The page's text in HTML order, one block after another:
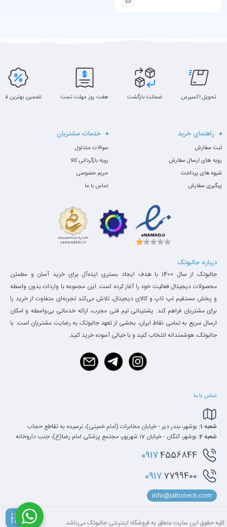
تحویل اکسپرس ضمانت بازگشت هفت روز مهلت تست تضمین بهترین
راهنمای خرید
ثبت سفارش
رویه های ارسال سفارش
شیوه های پرداخت
پیگیری سفارش
خدمات مشتریان
سوالات متداول
رویه بازگردانی کالا
حریم خصوصی
تماس با ما
درباره جالبوتک
جالبوتک از سال 1400 با هدف ایجاد بستری ایده‌آل برای خرید آسان و مطمئن
محصولات دیجیتال فعالیت خود را آغاز کرده است. این مجموعه با واردات بدون واسطه
و پخش مستقیم لپ تاپ و کالای دیجیتال، تلاش می‌کند تجربه‌ای متفاوت از خرید را
برای مشتریان فراهم کند. پشتیبانی تیم فنی مجرب، ارائه خدماتی بی‌واسطه و امکان
ارسال سریع به تمامی نقاط ایران، بخشی از تعهد جالبوتک به رضایت مشتریان است. با
جالبوتک، هوشمندانه انتخاب کنید و با خیالی آسوده خرید کنید.
تماس با ما
شعبه 1:
بوشهر، بندر دیر - خیابان مخابرات (امام خمینی)، نرسیده به تقاطع حجاب
شعبه 2:
بوشهر، کنگان - خیابان 17 شهریور، مجتمع پزشکی امام رضا(ع)، جنب داروخانه
09174556844
09177799400
info@jalbotech.com
کلیه‌ حقوق این سایت متعلق به فروشگاه اینترنتی جالبوتک می‌باشد.